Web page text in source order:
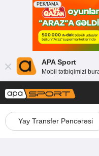
APA Sport
Mobil tətbiqimizi
Yay Transfer Pəncərəsi